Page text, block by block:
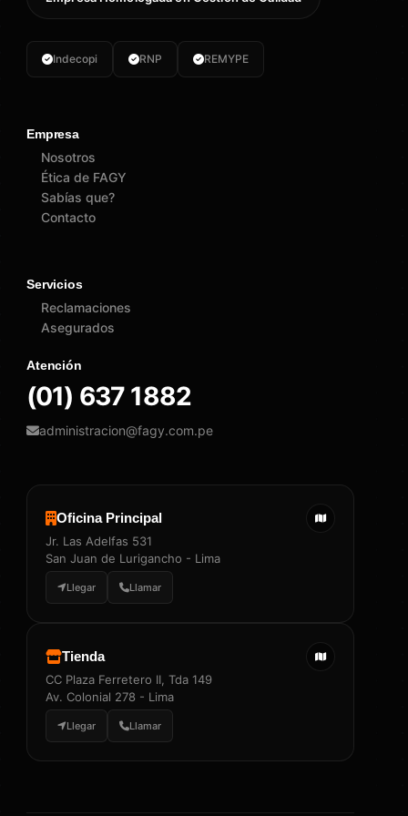
Indecopi RNP REMYPE
Empresa
Nosotros
Ética de FAGY
Sabías que?
Contacto
Servicios
Reclamaciones
Asegurados
Atención
(01) 637 1882
administracion@fagy.com.pe
Oficina Principal
Jr. Las Adelfas 531
San Juan de Lurigancho - Lima
Llegar Llamar
Tienda
CC Plaza Ferretero II, Tda 149
Av. Colonial 278 - Lima
Llegar Llamar